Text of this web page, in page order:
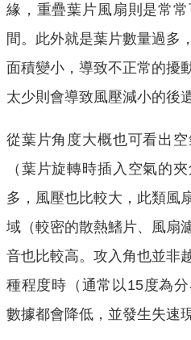
緣，重疊葉片風扇則是常
間。此外就是葉片數量過多
面積變小，導致不正常的擾
太少則會導致風壓減小的後
從葉片角度大概也可看出
（葉片旋轉時插入空氣的
多，風壓也比較大，此類風
域（較密的散熱鰭片、風扇
音也比較高。攻入角也並非
種程度時（通常以15度為
數據都會降低，並發生失速